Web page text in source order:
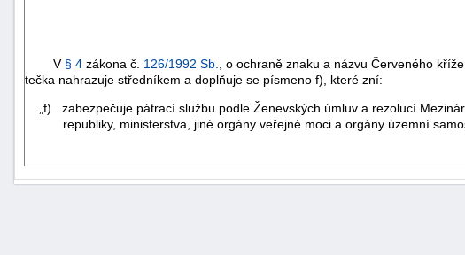
V § 4 zákona č. 126/1992 Sb. , o ochraně znaku a názvu Červeného
tečka nahrazuje středníkem a doplňuje se písmeno f), které zní:
„f) zabezpečuje pátrací službu podle Ženevských úmluv a rezolucí
republiky, ministerstva, jiné orgány veřejné moci a orgány územní